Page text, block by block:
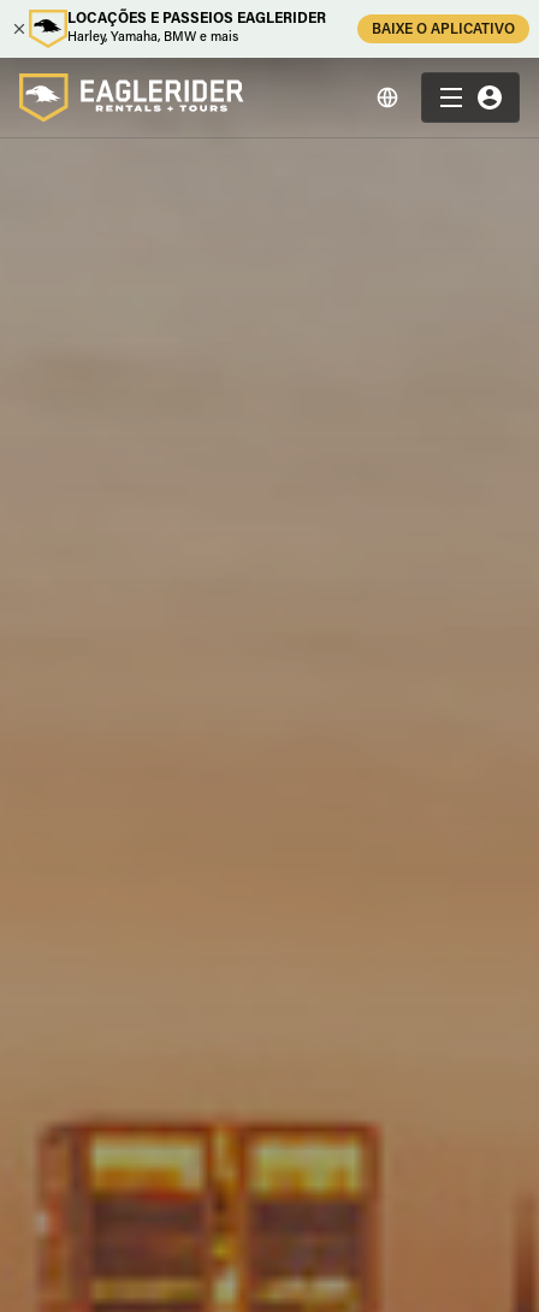
LOCAÇÕES E PASSEIOS EAGLERIDER
Harley, Yamaha, BMW e mais
BAIXE O APLICATIVO